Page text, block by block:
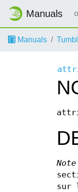
Manuals
Manuals
Note
sur